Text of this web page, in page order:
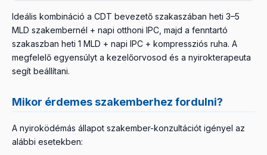
Ideális kombináció a CDT bevezető szakaszában heti 3–5
MLD szakembernél + napi otthoni IPC, majd a fenntartó
szakaszban heti 1 MLD + napi IPC + kompressziós ruha. A
megfelelő egyensúlyt a kezelőorvosod és a nyirokterapeuta
segít beállítani.
Mikor érdemes szakemberhez fordulni?
A nyiroködémás állapot szakember-konzultációt igényel az
alábbi esetekben: